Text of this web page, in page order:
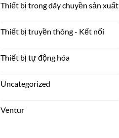
Thiết bị trong dây chuyền sản xuất
Thiết bị truyền thông - Kết nối
Thiết bị tự động hóa
Uncategorized
Ventur